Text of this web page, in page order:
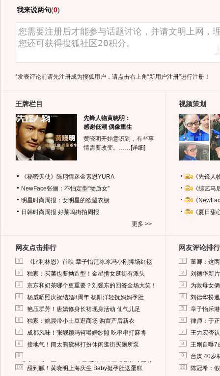
我来说两句(0)
*发表评论前请先注册成为搜狐用户，请点击右上角“新用户注册”进行注册！
王牌栏目
先锋人物黄晓明：
感谢低潮 偶像重生
黄晓明开始意识到，有些事
情需要改变。…… [详细]
《秘密天使》陈翔情迷金素恩YURA
NewFace张俪：不怕定型“物质女”
明星时尚周报：女明星的欲望衣橱
日韩时尚周报 好莱坞街拍周报
更多 >>
视频策划
《先锋
《综艺
《
《夏日
网友点击排行
1 《比利林恩》首映 章子怡范冰冰冯小刚捧场红毯
2 独家：买菜也要拗造型！金星携女逛街有派头
3 京东和奶茶哪个更重要？刘强东的回答全场大笑！
4 杨威晒照庆祝结婚8周年 杨阳洋轻抚妈妈孕肚
5 艳压群芳！唐嫣修身长裙现身活动 仙气儿足
6 独家：姚晨带小土豆逛商场 购置产后新衣
7 成都风味！张靓颖冯轲曝婚纱照 吃串串打麻将
8 接地气！阔太熊黛林打扮休闲逛街买厕所泵
9
马蓉离婚后，砸1000万人民币给媒体要求删掉这照片
10 甜到腻！黄晓明上海庆生 Baby挺孕肚送蛋糕
网友评论排行
1 董卿：这
2 刘德华新
3 为救母女
4 刘德华扮
5 章子怡斥
6 律师：于
7 王力宏否
8 王刚自曝7
9 台媒:40岁
10 陈冠希：